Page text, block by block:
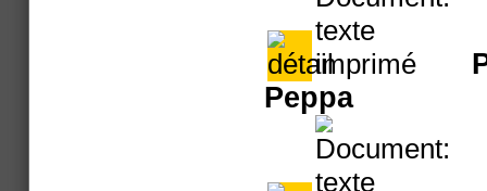
Peppa